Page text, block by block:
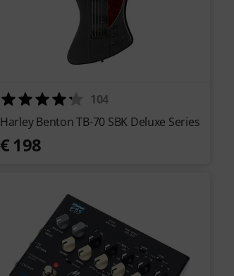
104
Harley Benton TB-70 SBK Deluxe Series
€ 198